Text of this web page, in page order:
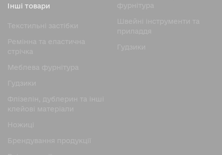
фурнітура
Швейні інструменти та
приладдя
Гудзики
Інші товари
Текстильні застібки
Ремінна та еластична
стрічка
Меблева фурнітура
Гудзики
Флізелін, дублерин та інші
клейові матеріали
Ножицi
Брендування продукції